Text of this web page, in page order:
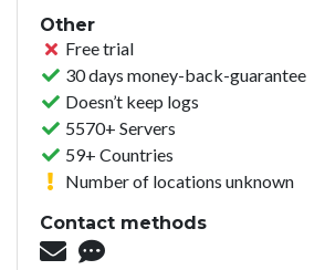
Other
Free trial
30 days money-back-guarantee
Doesn’t keep logs
5570+ Servers
59+ Countries
Number of locations unknown
Contact methods